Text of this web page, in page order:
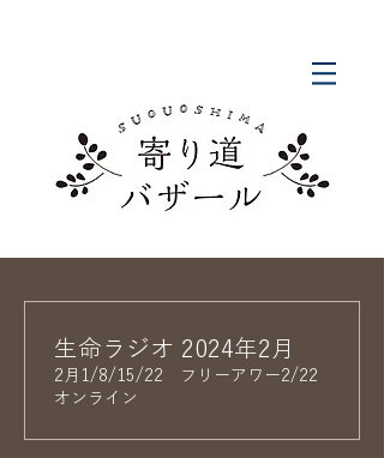
生命ラジオ 2024年2月
2月1/8/15/22 フリーアワー2/22
オンライン